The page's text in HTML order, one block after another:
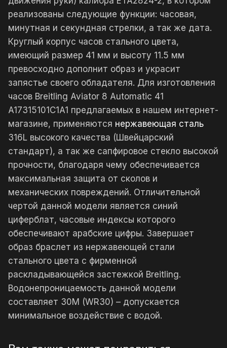
реализованы следующие функции: часовая,
минутная и секундная стрелки, а так же дата.
Круглый корпус часов стального цвета,
имеющий размер 41 мм и высоту 11.5 мм
превосходно дополнит образ и украсит
запястье своего обладателя. Для изготовления
часов Breitling Aviator 8 Automatic 41
A17315101C1A1 предлагаемых в нашем интернет-
магазине, применяются нержавеющая сталь
316L высокого качества (Швейцарский
стандарт), а так же сапфировое стекло высокой
прочности, благодаря чему обеспечивается
максимальная защита от сколов и
механических повреждений. Отличительной
чертой данной модели является синий
циферблат, часовые индексы которого
обеспечивают арабские цифры. Завершает
образ браслет из нержавеющей стали
стального цвета с фирменной
раскладывающейся застежкой Breitling.
Водонепроницаемость данной модели
составляет 30М (WR30) – допускается
минимальное воздействие с водой.